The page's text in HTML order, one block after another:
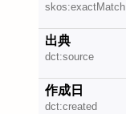
skos:exactMatch
出典
dct:source
作成日
dct:created